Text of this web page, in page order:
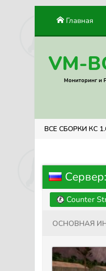
Главная
VM-
Мониторинг и
ВСЕ СБОРКИ КС
Counter
Основная